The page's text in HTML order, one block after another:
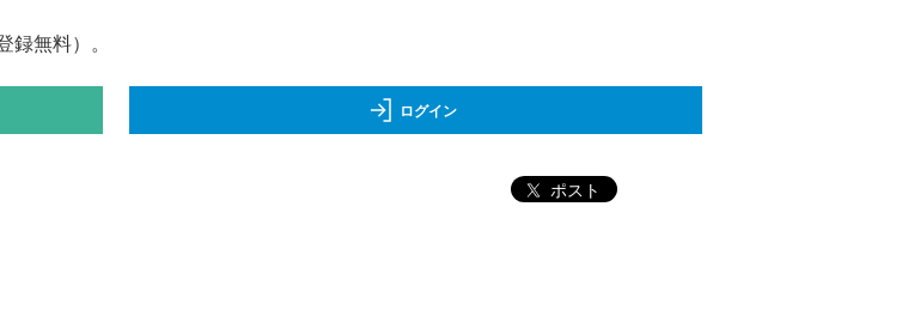
無料）。
ログイン
ポスト